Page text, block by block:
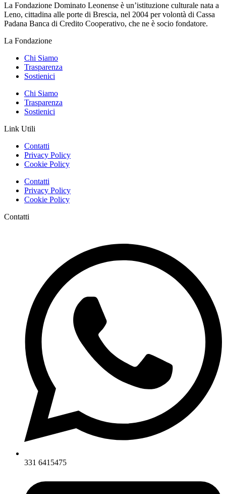
La Fondazione Dominato Leonense è un’istituzione culturale nata a
Leno, cittadina alle porte di Brescia, nel 2004 per volontà di Cassa
Padana Banca di Credito Cooperativo, che ne è socio fondatore.
La Fondazione
Chi Siamo
Trasparenza
Sostienici
Chi Siamo
Trasparenza
Sostienici
Link Utili
Contatti
Privacy Policy
Cookie Policy
Contatti
Privacy Policy
Cookie Policy
Contatti
331 6415475